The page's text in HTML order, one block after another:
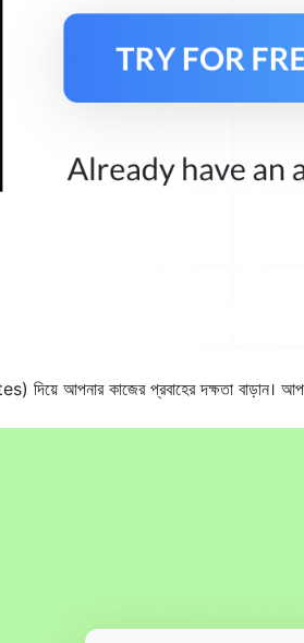
আপনার কাজের প্রবাহের দক্ষতা বাড়ান।